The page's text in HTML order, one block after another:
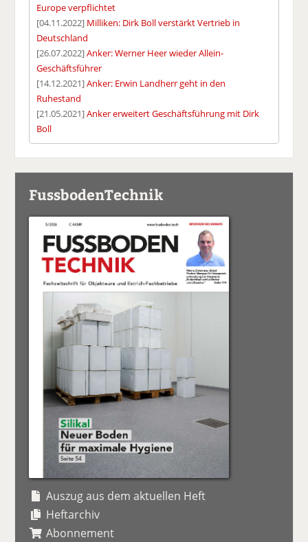
Europe verpflichtet
[04.11.2022] Milliken: Dirk Boll verstärkt Vertrieb in
Deutschland
[26.07.2022]Anker: Werner Heer wieder Allein-
Geschäftsführer
[14.12.2021]Anker: Erwin Landherr geht in den
Ruhestand
[21.05.2021]Anker erweitert Geschäftsführung mit Dirk
Boll
FussbodenTechnik
Auszug aus dem aktuellen Heft
Heftarchiv
Abonnement